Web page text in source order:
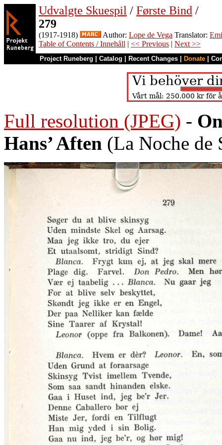
Udvalgte Skuespil / Første Bind /
279
(1917-1918) Author: Lope de Vega Translator:
Table of Contents / Innehåll | << Previous | Next >>
Project Runeberg Catalog Recent Changes Donate
Full resolution (JPEG) -
Hans’ Aften (La Noche de